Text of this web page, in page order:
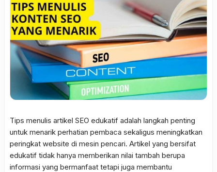
Tips menulis artikel SEO edukatif adalah langkah penting
untuk menarik perhatian pembaca sekaligus meningkatkan
peringkat website di mesin pencari. Artikel yang bersifat
edukatif tidak hanya memberikan nilai tambah berupa
informasi yang bermanfaat tetapi juga membantu